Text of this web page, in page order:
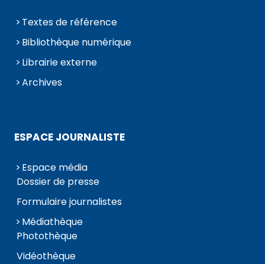
Textes de référence
Bibliothèque numérique
Librairie externe
Archives
ESPACE JOURNALISTE
Espace média
Dossier de presse
Formulaire journalistes
Médiathèque
Photothèque
Vidéothèque